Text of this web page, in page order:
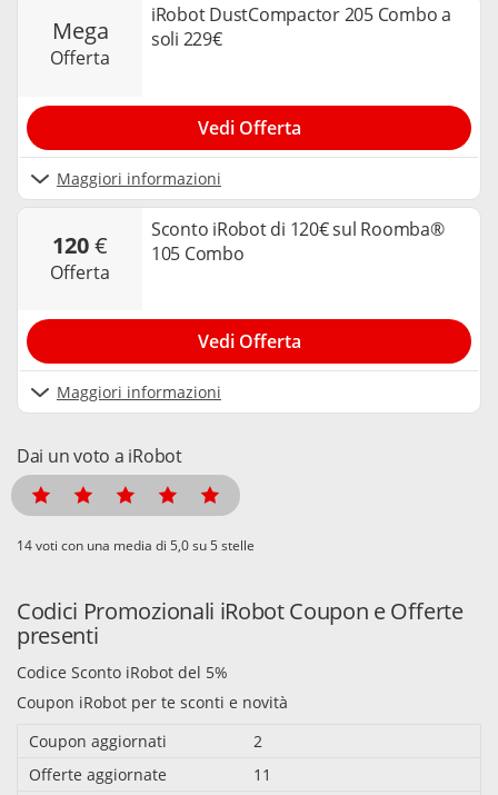
mega
offerta
iRobot DustCompactor 205 Combo a
soli 229€
Maggiori informazioni
Vedi Offerta
120€
offerta
Sconto iRobot di 120€ sul Roomba®
105 Combo
Maggiori informazioni
Vedi Offerta
Dai un voto a iRobot
voti con una media di su 5 stelle
Codici Promozionali iRobot Coupon e Offerte
presenti
Codice Sconto iRobot del 5%
Coupon iRobot per te sconti e novità
Coupon aggiornati
2
Offerte aggiornate
11